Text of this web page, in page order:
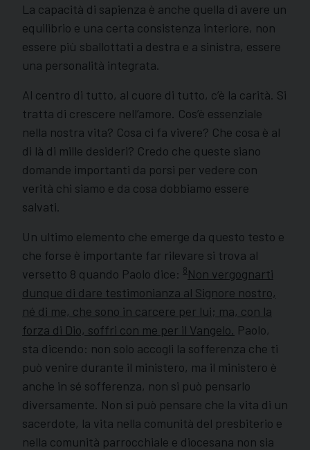
La capacità di sapienza è anche quella di avere un
equilibrio e una certa consistenza interiore, non
essere più sballottati a destra e a sinistra, essere
una personalità integrata.
Al centro di tutto, al cuore di tutto, c’è la carità. Si
tratta di crescere nell’amore. Cos’è essenziale
nella nostra vita? Cosa ci fa vivere? Che cosa è al
di là di mille desideri? Credo che queste siano
domande importanti da porsi per vedere con
verità chi siamo e da cosa dobbiamo essere
salvati.
Un ultimo elemento che emerge da questo testo e
che forse è importante far rilevare si trova al
versetto 8 quando Paolo dice: 8Non vergognarti
dunque di dare testimonianza al Signore nostro,
né di me, che sono in carcere per lui; ma, con la
forza di Dio, soffri con me per il Vangelo. Paolo,
sta dicendo: non solo accogli la sofferenza che ti
può venire durante il ministero, ma il ministero è
anche in sé sofferenza, non si può pensarlo
diversamente. Non si può pensare che la vita di un
sacerdote, la vita nella comunità del presbiterio e
nella comunità parrocchiale e diocesana non sia